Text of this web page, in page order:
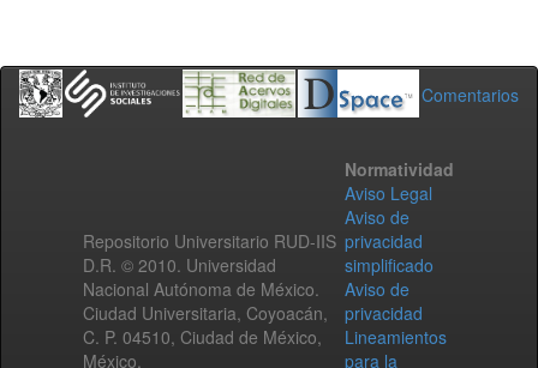
Comentarios
Repositorio Universitario RUD-IIS
D.R. © 2010. Universidad
Nacional Autónoma de México.
Ciudad Universitaria, Coyoacán,
C. P. 04510, Ciudad de México,
México.
Normatividad
Aviso Legal
Aviso de
privacidad
simplificado
Aviso de
privacidad
Lineamientos
para la